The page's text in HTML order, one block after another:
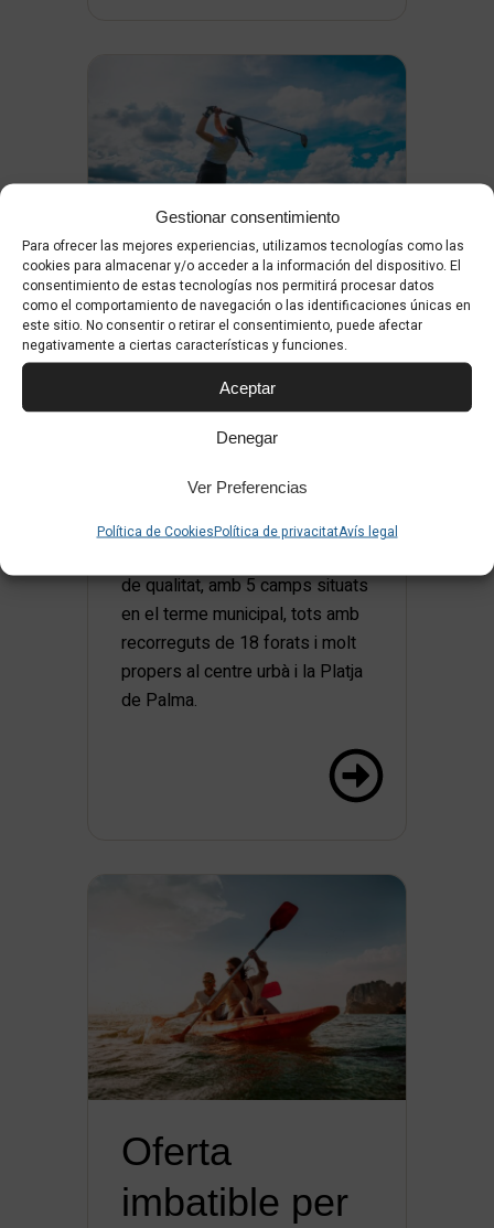
Gestionar consentimiento
Para ofrecer las mejores experiencias, utilizamos tecnologías como las
cookies para almacenar y/o acceder a la información del dispositivo. El
consentimiento de estas tecnologías nos permitirá procesar datos
como el comportamiento de navegación o las identificaciones únicas en
este sitio. No consentir o retirar el consentimiento, puede afectar
negativamente a ciertas características y funciones.
Aceptar
Denegar
Ver Preferencias
Política de CookiesPolítica de privacitatAvís legal
Golf
Clima mediterrani, tradició i les
millors vistes
Si t’agrada el golf, Palma és (ja
Les raons són de pes: un clima
mediterrani que sempre
de qualitat, amb 5 camps situats
en el terme municipal, tots amb
recorreguts de 18 forats i molt
propers al centre urbà i la Platja
de Palma.
Oferta
imbatible per